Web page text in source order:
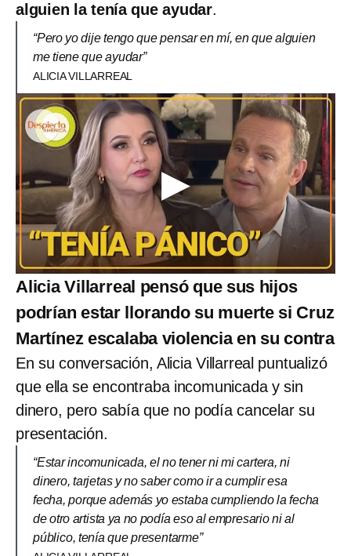
alguien la tenía que ayudar.
“Pero yo dije tengo que pensar en mí, en que alguien
me tiene que ayudar”
ALICIA VILLARREAL
Alicia Villarreal pensó que sus hijos
podrían estar llorando su muerte si Cruz
Martínez escalaba violencia en su contra
En su conversación, Alicia Villarreal puntualizó
que ella se encontraba incomunicada y sin
dinero, pero sabía que no podía cancelar su
presentación.
“Estar incomunicada, el no tener ni mi cartera, ni
dinero, tarjetas y no saber como ir a cumplir esa
fecha, porque además yo estaba cumpliendo la fecha
de otro artista ya no podía eso al empresario ni al
público, tenía que presentarme”